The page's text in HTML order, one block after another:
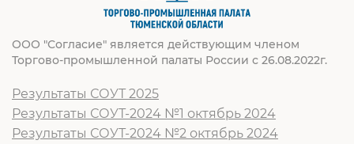
ООО "Согласие" является действующим членом
Торгово-промышленной палаты России с 26.08.2022г.
Результаты СОУТ 2025
Результаты СОУТ-2024 №1 октябрь 2024
Результаты СОУТ-2024 №2 октябрь 2024